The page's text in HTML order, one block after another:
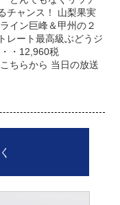
チャンス！ 山梨果実
イン巨峰＆甲州の２
レート最高級ぶどうジ
・12,960税
ちらから 当日の放送